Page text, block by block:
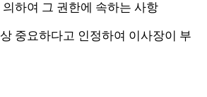
하여 그 권한에 속하는 사항
중요하다고 인정하여 이사장이 부